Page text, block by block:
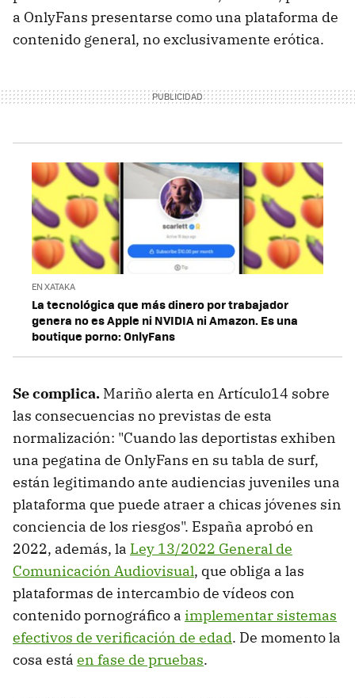
a OnlyFans presentarse como una plataforma de
contenido general, no exclusivamente erótica.
EN XATAKA
La tecnológica que más dinero por trabajador
genera no es Apple ni NVIDIA ni Amazon. Es una
boutique porno: OnlyFans
Se complica. Mariño alerta en Artículo14 sobre
las consecuencias no previstas de esta
normalización: "Cuando las deportistas exhiben
una pegatina de OnlyFans en su tabla de surf,
están legitimando ante audiencias juveniles una
plataforma que puede atraer a chicas jóvenes sin
conciencia de los riesgos". España aprobó en
2022, además, la Ley 13/2022 General de
Comunicación Audiovisual, que obliga a las
plataformas de intercambio de vídeos con
contenido pornográfico a implementar sistemas
efectivos de verificación de edad. De momento la
cosa está en fase de pruebas.